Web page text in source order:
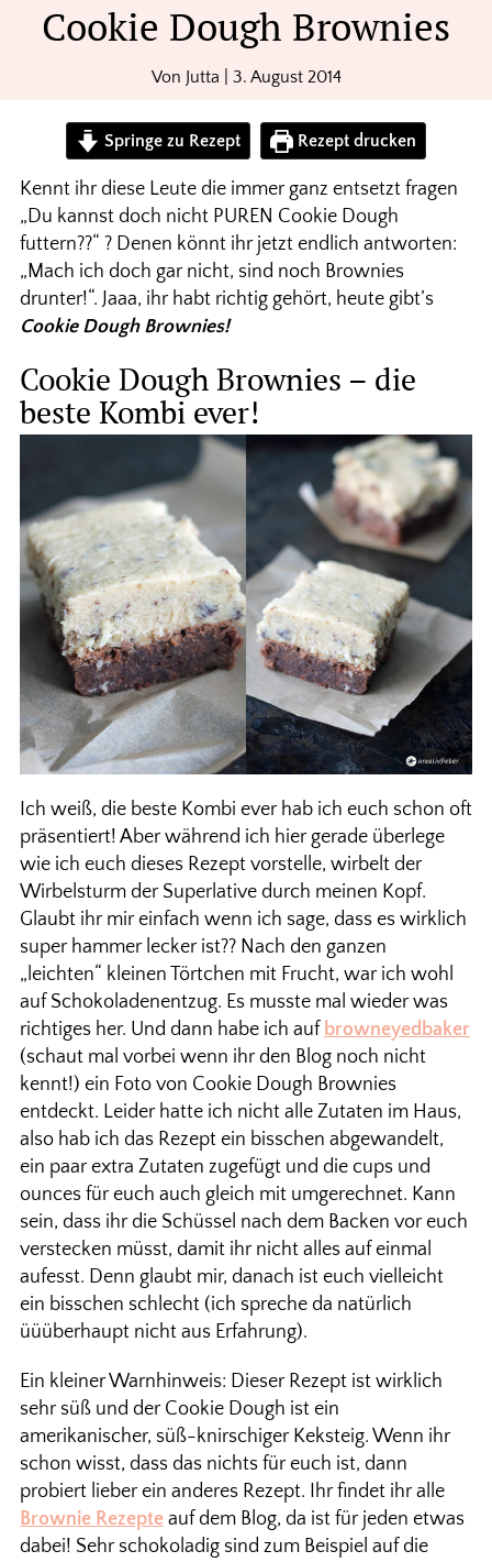
Cookie Dough Brownies
Von Jutta 3. August 2014
Springe zu Rezept Rezept drucken
Kennt ihr diese Leute die immer ganz entsetzt fragen
„Du kannst doch nicht PUREN Cookie Dough
futtern??“ ? Denen könnt ihr jetzt endlich antworten:
„Mach ich doch gar nicht, sind noch Brownies
drunter!“. Jaaa, ihr habt richtig gehört, heute gibt’s
Cookie Dough Brownies!
Cookie Dough Brownies – die
beste Kombi ever!
Ich weiß, die beste Kombi ever hab ich euch schon oft
präsentiert! Aber während ich hier gerade überlege
wie ich euch dieses Rezept vorstelle, wirbelt der
Wirbelsturm der Superlative durch meinen Kopf.
Glaubt ihr mir einfach wenn ich sage, dass es wirklich
super hammer lecker ist?? Nach den ganzen
„leichten“ kleinen Törtchen mit Frucht, war ich wohl
auf Schokoladenentzug. Es musste mal wieder was
richtiges her. Und dann habe ich auf browneyedbaker
(schaut mal vorbei wenn ihr den Blog noch nicht
kennt!) ein Foto von Cookie Dough Brownies
entdeckt. Leider hatte ich nicht alle Zutaten im Haus,
also hab ich das Rezept ein bisschen abgewandelt,
ein paar extra Zutaten zugefügt und die cups und
ounces für euch auch gleich mit umgerechnet. Kann
sein, dass ihr die Schüssel nach dem Backen vor euch
verstecken müsst, damit ihr nicht alles auf einmal
aufesst. Denn glaubt mir, danach ist euch vielleicht
ein bisschen schlecht (ich spreche da natürlich
üüüberhaupt nicht aus Erfahrung).
Ein kleiner Warnhinweis: Dieser Rezept ist wirklich
sehr süß und der Cookie Dough ist ein
amerikanischer, süß-knirschiger Keksteig. Wenn ihr
schon wisst, dass das nichts für euch ist, dann
probiert lieber ein anderes Rezept. Ihr findet ihr alle
Brownie Rezepteauf dem Blog, da ist für jeden etwas
dabei! Sehr schokoladig sind zum Beispiel auf die